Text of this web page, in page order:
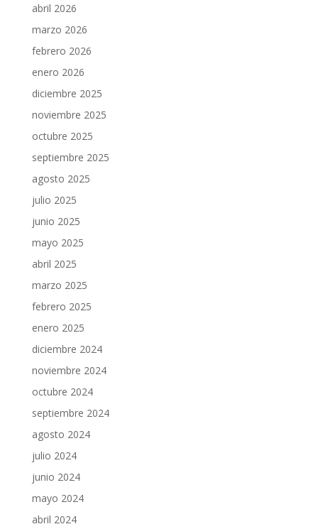
abril 2026
marzo 2026
febrero 2026
enero 2026
diciembre 2025
noviembre 2025
octubre 2025
septiembre 2025
agosto 2025
julio 2025
junio 2025
mayo 2025
abril 2025
marzo 2025
febrero 2025
enero 2025
diciembre 2024
noviembre 2024
octubre 2024
septiembre 2024
agosto 2024
julio 2024
junio 2024
mayo 2024
abril 2024